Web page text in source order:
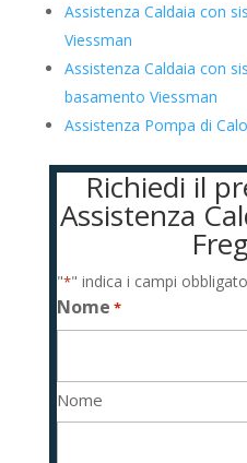
Assistenza Caldaia con
Viessman
Assistenza Caldaia con
basamento Viessman
Assistenza Pompa di
Richiedi il
Assistenza
"*" indica i campi
Nome *
Nome